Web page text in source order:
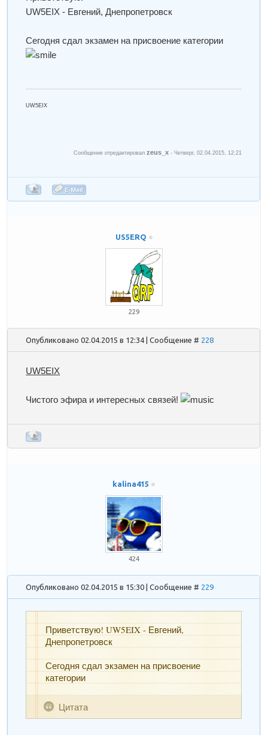
UW5EIX - Евгений, Днепропетровск
Сегодня сдал экзамен на присвоение категории
UW5EIX
Сообщение отредактировалzeus_x -Четверг, 02.04.2015, 12:21
US5ERQ
229
Опубликовано 02.04.2015 в 12:34 | Сообщение # 228
UW5EIX
Чистого эфира и интересных связей!
kalina415
424
Опубликовано 02.04.2015 в 15:30 | Сообщение # 229
Цитата
Приветствую! UW5EIX - Евгений,
Днепропетровск
Сегодня сдал экзамен на присвоение
категории